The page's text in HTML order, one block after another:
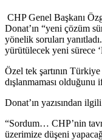
CHP Genel Başkanı
Donat’ın “yeni çözüm
yönelik soruları
yürütülecek yeni sürece
Özel tek şartının
dışlanmaması olduğunu
Donat’ın yazısından
“Sordum… CHP’nin
üzerimize düşeni